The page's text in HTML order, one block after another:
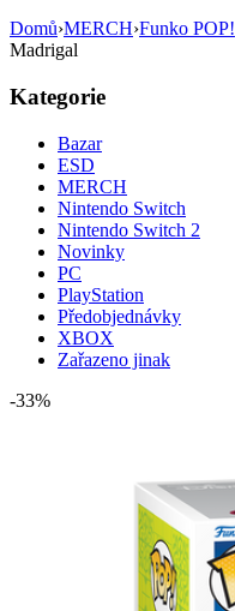
Domů›MERCH›Funko POP!
Madrigal
Kategorie
Bazar
ESD
MERCH
Nintendo Switch
Nintendo Switch 2
Novinky
PC
PlayStation
Předobjednávky
XBOX
Zařazeno jinak
-33%